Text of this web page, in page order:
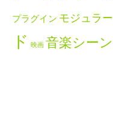
プラグイン モジュラー
ド 映画 音楽シーン